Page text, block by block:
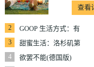
查看
2
GOOP 生活方式：有
情有性 第一季
3
甜蜜生活：洛杉矶第
二季
4
欲罢不能(德国版)